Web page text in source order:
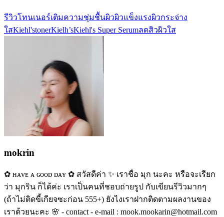
รีวิวโทนเนอร์เติมความชุ่มชื้นผิวผิวแข็งแรงผิวกระจ่าง
ใสKiehl'stonerKielh’sKiehl's Super Serumลดสิวผิวใส
mokrin
✿ ʜᴀᴠᴇ ᴀ ɢᴏᴏᴅ ᴅᴀʏ ✿ สวัสดีค่า ✨ เราชื่อ มุก นะคะ หรือจะเรียก
ว่า มุกริน ก็ได้ค่ะ เราเป็นคนที่ชอบถ่ายรูป กับเขียนรีวิวมากๆ
(ถ้าไม่ติดขี้เกียจซะก่อน 555+) ยังไงเราฝากติดตามผลงานของ
เราด้วยนะคะ 🌸 - contact - e-mail : mook.mookarin@hotmail.com